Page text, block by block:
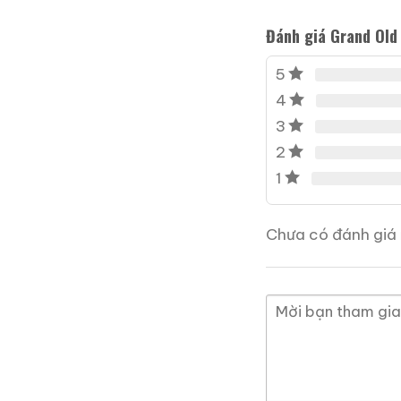
Rượu Thuốc Chí Bảo
Tam Dương
500ml / 40%
0,0 (0 đánh giá)
3.450.000 ₫
Đánh giá Grand
5
4
3
2
1
Chưa có đánh giá